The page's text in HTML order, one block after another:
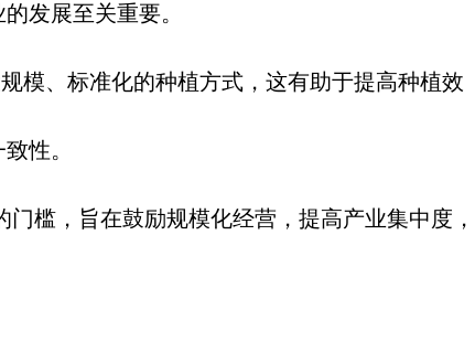
发展至关重要。
模、标准化的种植方式，这有助于提高种植效
性。
门槛，旨在鼓励规模化经营，提高产业集中度，